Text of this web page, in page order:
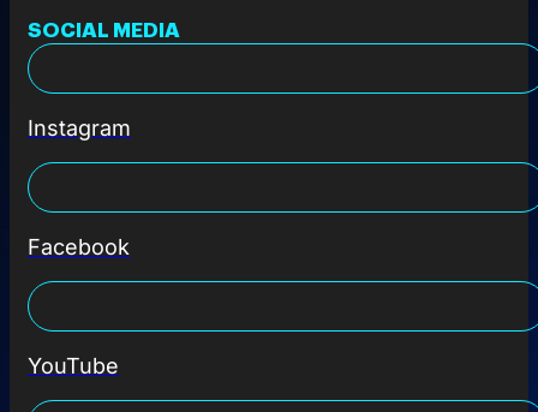
SOCIAL MEDIA
Instagram
Facebook
YouTube